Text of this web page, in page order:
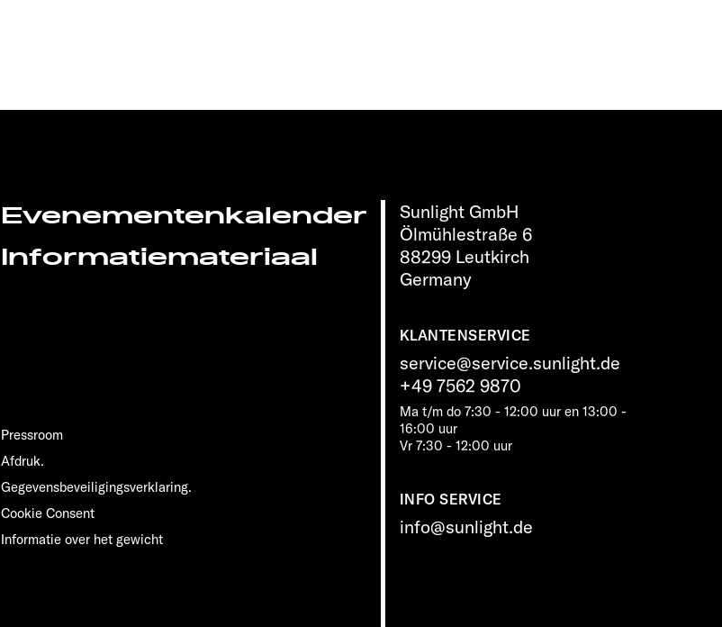
Sunlight GmbH
Ölmühlestraße 6
88299 Leutkirch
Germany
KLANTENSERVICE
service@service.sunlight.de
+49 7562 9870
Ma t/m do 7:30 - 12:00 uur en 13:00 -
16:00 uur
Vr 7:30 - 12:00 uur
INFO SERVICE
info@sunlight.de
Evenementenkalender
Informatiemateriaal
Pressroom
Afdruk.
Gegevensbeveiligingsverklaring.
Cookie Consent
Informatie over het gewicht